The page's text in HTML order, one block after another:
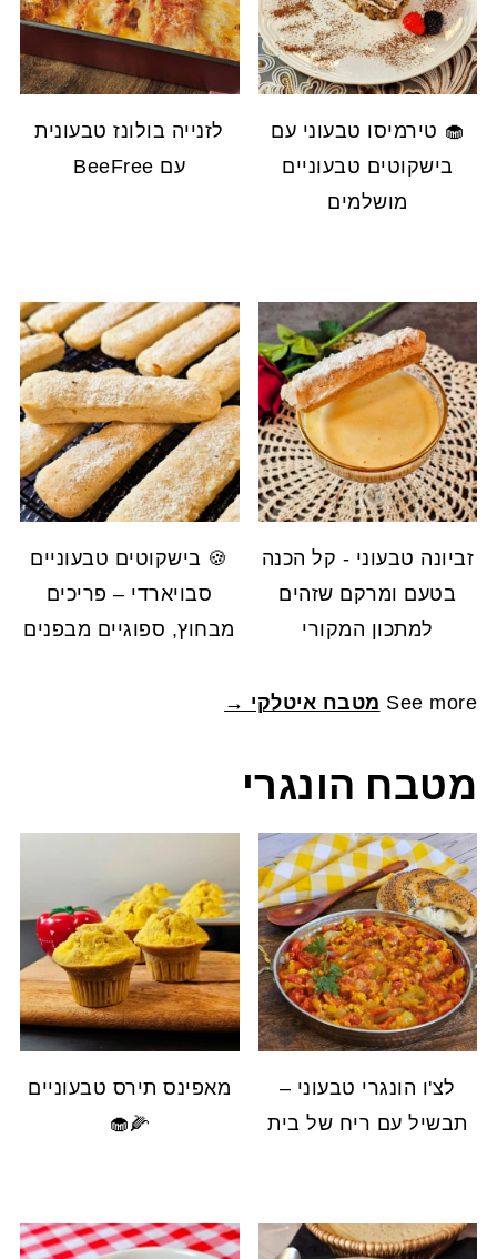
🧁 טירמיסו טבעוני עם
בישקוטים טבעוניים
מושלמים
לזנייה בולונז טבעונית
עם BeeFree
זביונה טבעוני - קל הכנה
בטעם ומרקם שזהים
למתכון המקורי
🍪 בישקוטים טבעוניים
סבויארדי – פריכים
מבחוץ, ספוגיים מבפנים
See more מטבח איטלקי →
מטבח הונגרי
לצ'ו הונגרי טבעוני –
תבשיל עם ריח של בית
מאפינס תירס טבעוניים
🌽🧁